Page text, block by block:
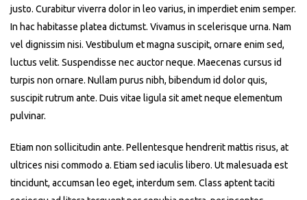
justo. Curabitur viverra dolor in leo varius, in imperdiet enim semper.
In hac habitasse platea dictumst. Vivamus in scelerisque urna. Nam
vel dignissim nisi. Vestibulum et magna suscipit, ornare enim sed,
luctus velit. Suspendisse nec auctor neque. Maecenas cursus id
turpis non ornare. Nullam purus nibh, bibendum id dolor quis,
suscipit rutrum ante. Duis vitae ligula sit amet neque elementum
pulvinar.
Etiam non sollicitudin ante. Pellentesque hendrerit mattis risus, at
ultrices nisi commodo a. Etiam sed iaculis libero. Ut malesuada est
tincidunt, accumsan leo eget, interdum sem. Class aptent taciti